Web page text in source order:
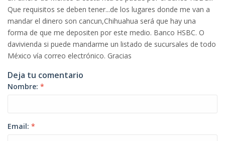
Que requisitos se deben tener...de los lugares donde me van a
mandar el dinero son cancun,Chihuahua será que hay una
forma de que me depositen por este medio. Banco HSBC. O
davivienda si puede mandarme un listado de sucursales de todo
México vía correo electrónico. Gracias
Deja tu comentario
Nombre: *
Email: *